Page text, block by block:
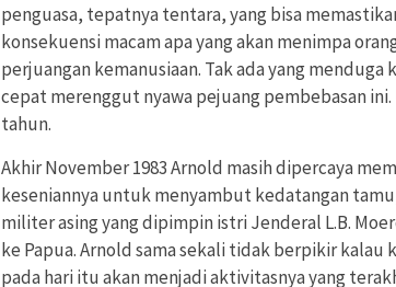
penguasa, tepatnya tentara, yang bisa
konsekuensi macam apa yang akan menimpa
perjuangan kemanusiaan. Tak ada yang
cepat merenggut nyawa pejuang pembebasan ini.
tahun.
Akhir November 1983 Arnold masih dipercaya
keseniannya untuk menyambut kedatangan
militer asing yang dipimpin istri Jenderal L.B.
ke Papua. Arnold sama sekali tidak berpikir kalau
pada hari itu akan menjadi aktivitasnya yang